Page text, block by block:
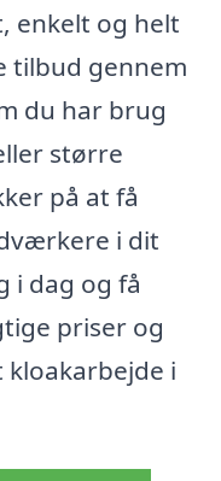
enkelt og helt
tilbud gennem
du har brug
større
på at få
i dit
i dag og få
priser og
i